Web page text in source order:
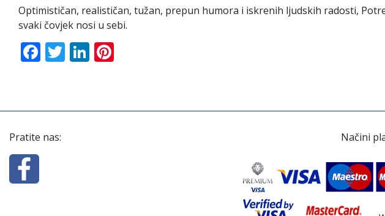
Optimističan, realističan, tužan, prepun humora i iskrenih ljudskih radosti,
svaki čovjek nosi u sebi.
Facebook
TwitterLinkedIn
Pratite nas: Načini